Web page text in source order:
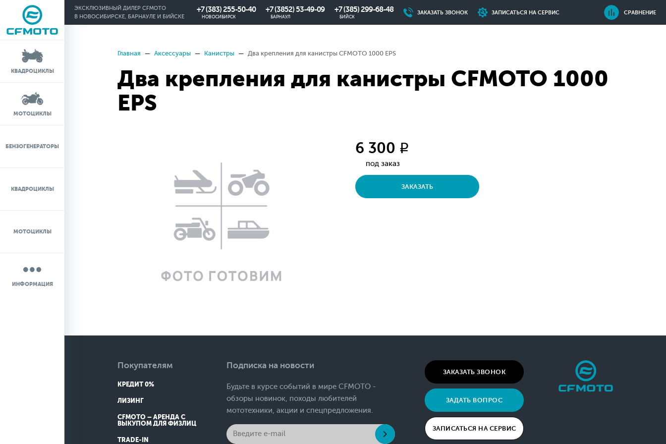
ЭКСКЛЮЗИВНЫЙ ДИЛЕР CFMOTO
В НОВОСИБИРСКЕ, БАРНАУЛЕ И БИЙСКЕ
+7 (383) 255-50-40
НОВОСИБИРСК
+7 (3852) 53-49-09
БАРНАУЛ
+7 (385) 299-68-48
БИЙСК
ЗАКАЗАТЬ ЗВОНОК ЗАПИСАТЬСЯ НА СЕРВИС СРАВНЕНИЕ
КВАДРОЦИКЛЫ
МОТОЦИКЛЫ
БЕНЗОГЕНЕРАТОРЫ
КВАДРОЦИКЛЫ
МОТОЦИКЛЫ
ИНФОРМАЦИЯ
0%
IN
Главная Аксессуары Канистры Два крепления для канистры CFMOTO 1000 EPS
Два крепления для канистры CFMOTO 1000
EPS
6 300 q
под заказ
ЗАКАЗАТЬ
Покупателям
КРЕДИТ 0%
ЛИЗИНГ
CFMOTO – АРЕНДА С
ВЫКУПОМ ДЛЯ ФИЗЛИЦ
TRADE-IN
Подписка на новости
Будьте в курсе событий в мире CFMOTO -
обзоры новинок, походы любителей
мототехники, акции и спецпредложения.
ЗАКАЗАТЬ ЗВОНОК
ЗАДАТЬ ВОПРОС
ЗАПИСАТЬСЯ НА СЕРВИС